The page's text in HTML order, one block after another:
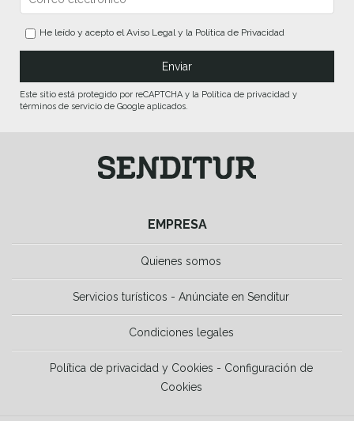
EMPRESA
Quienes somos
Servicios turísticos - Anúnciate en Senditur
Condiciones legales
Política de privacidad y Cookies - Configuración de
Cookies
He leído y acepto elAviso Legaly la Política de Privacidad
Este sitio está protegido por reCAPTCHA y la Política de privacidad y
términos de servicio de Google aplicados.